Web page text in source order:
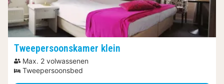
Tweepersoonskamer klein
Max. 2 volwassenen
Tweepersoonsbed